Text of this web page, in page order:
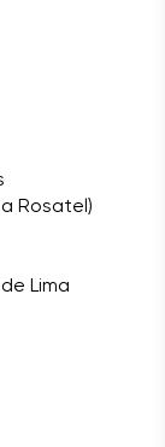
Rosatel)
Lima